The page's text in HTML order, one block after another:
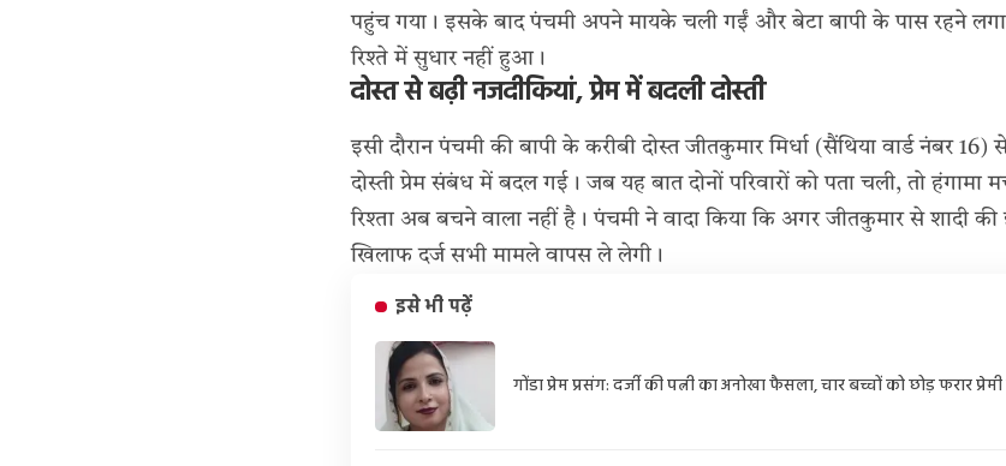
पहुंच गया। इसके बाद पंचमी अपने मायके चली गईं और बेटा बापी के पास रहने
रिश्ते में सुधार नहीं हुआ।
दोस्त से बढ़ी नजदीकियां, प्रेम में बदली दोस्ती
इसी दौरान पंचमी की बापी के करीबी दोस्त जीतकुमार मिर्धा (सैंथिया वार्ड नंबर
दोस्ती प्रेम संबंध में बदल गई। जब यह बात दोनों परिवारों को पता चली, तो हंगामा
रिश्ता अब बचने वाला नहीं है। पंचमी ने वादा किया कि अगर जीतकुमार से शादी
खिलाफ दर्ज सभी मामले वापस ले लेगी।
इसे भी पढ़ें
गोंडा प्रेम प्रसंग: दर्जी की पत्नी का अनोखा फैसला, चार बच्चों को छोड़ फरार